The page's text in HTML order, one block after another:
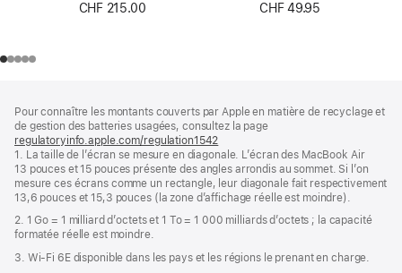
CHF 215.00
CHF 49.95
de
page
de
bas
de
page
Pour connaître les montants couverts par Apple en matière de recyclage et
de gestion des batteries usagées, consultez la page
regulatoryinfo.apple.com/regulation1542
dans
une
nouvelle
fenêtre)
1. La taille de l’écran se mesure en diagonale. L’écran des MacBook Air
13 pouces et 15 pouces présente des angles arrondis au sommet. Si l’on
mesure ces écrans comme un rectangle, leur diagonale fait respectivement
13,6 pouces et 15,3 pouces (la zone d’affichage réelle est moindre).
2. 1 Go = 1 milliard d’octets et 1 To = 1 000 milliards d’octets ; la capacité
formatée réelle est moindre.
3. Wi-Fi 6E disponible dans les pays et les régions le prenant en charge.